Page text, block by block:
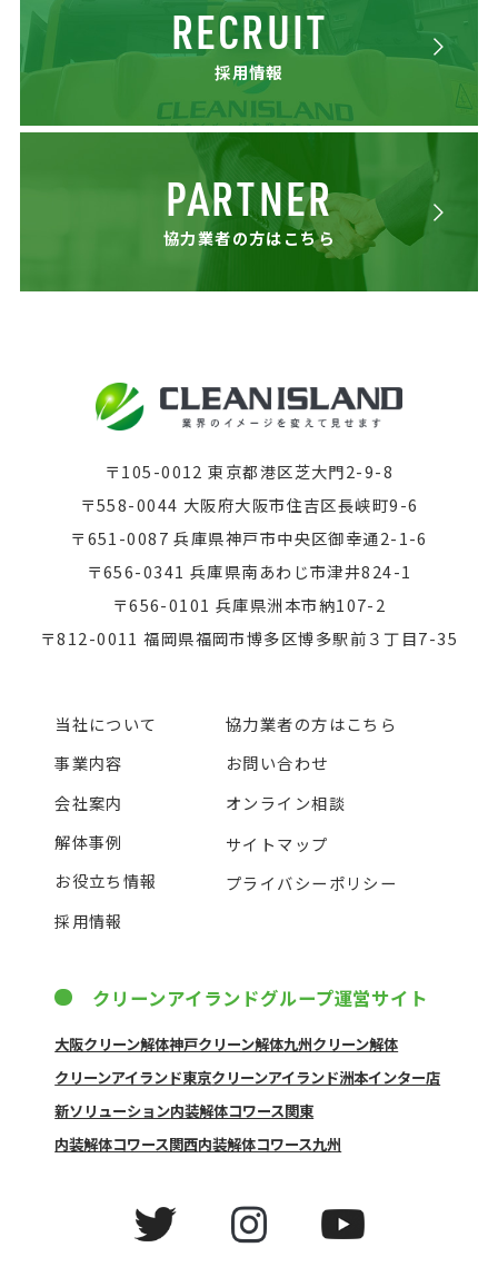
RECRUIT
採用情報
PARTNER
協力業者の方はこちら
〒105-0012 東京都港区芝大門2-9-8
〒558-0044 大阪府大阪市住吉区長峡町9-6
〒651-0087 兵庫県神戸市中央区御幸通2-1-6
〒656-0341 兵庫県南あわじ市津井824-1
〒656-0101 兵庫県洲本市納107-2
〒812-0011 福岡県福岡市博多区博多駅前３丁目7-35
当社について
事業内容
会社案内
解体事例
お役立ち情報
採用情報
協力業者の方はこちら
お問い合わせ
オンライン相談
サイトマップ
プライバシーポリシー
クリーンアイランドグループ運営サイト
大阪クリーン解体神戸クリーン解体九州クリーン解体
クリーンアイランド東京クリーンアイランド洲本インター店
新ソリューション内装解体コワース関東
内装解体コワース関西内装解体コワース九州